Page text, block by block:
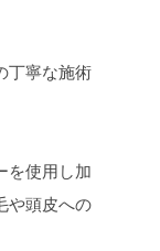
丁寧な施術
を使用し加
や頭皮への